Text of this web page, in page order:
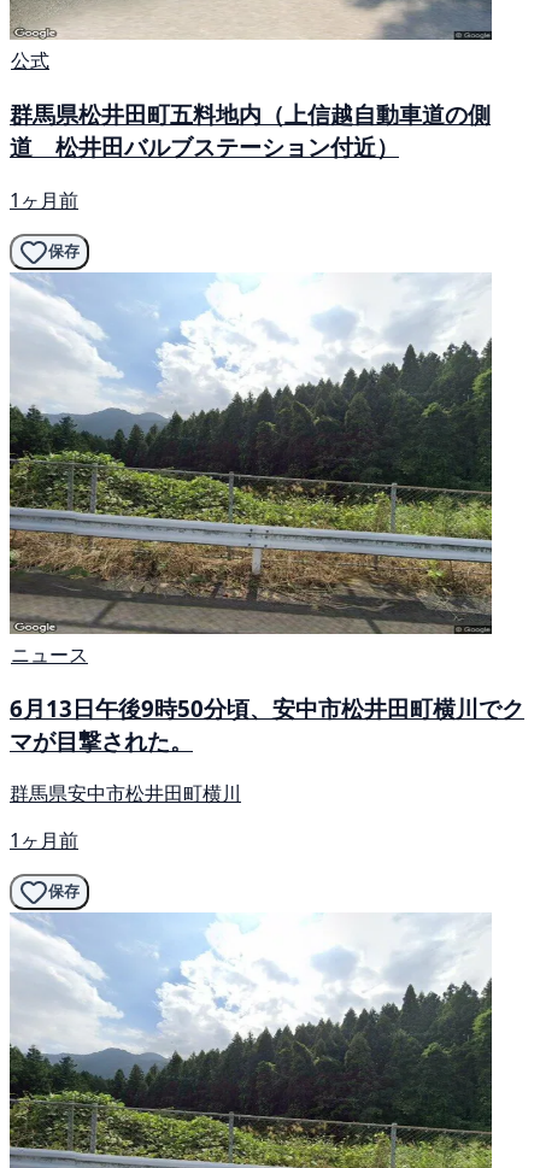
公式
群馬県松井田町五料地内（上信越自動車道の側
道 松井田バルブステーション付近）
1ヶ月前
保存
ニュース
6月13日午後9時50分頃、安中市松井田町横川でク
マが目撃された。
群馬県安中市松井田町横川
1ヶ月前
保存